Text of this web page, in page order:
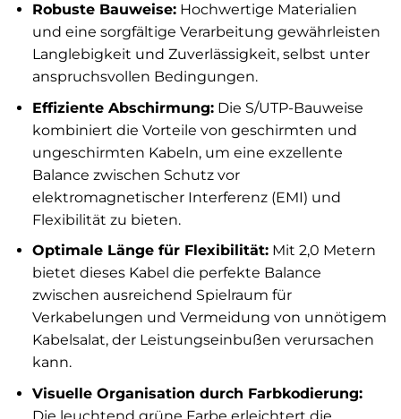
Robuste Bauweise:Hochwertige Materialien
und eine sorgfältige Verarbeitung gewährleisten
Langlebigkeit und Zuverlässigkeit, selbst unter
anspruchsvollen Bedingungen.
Effiziente Abschirmung:Die S/UTP-Bauweise
kombiniert die Vorteile von geschirmten und
ungeschirmten Kabeln, um eine exzellente
Balance zwischen Schutz vor
elektromagnetischer Interferenz (EMI) und
Flexibilität zu bieten.
Optimale Länge für Flexibilität:Mit 2,0 Metern
bietet dieses Kabel die perfekte Balance
zwischen ausreichend Spielraum für
Verkabelungen und Vermeidung von unnötigem
Kabelsalat, der Leistungseinbußen verursachen
kann.
Visuelle Organisation durch Farbkodierung: